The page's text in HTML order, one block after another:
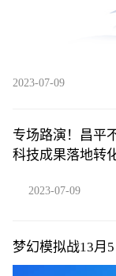
2023-07-09
专场路演！昌平
科技成果落地转
2023-07-09
梦幻模拟战13月